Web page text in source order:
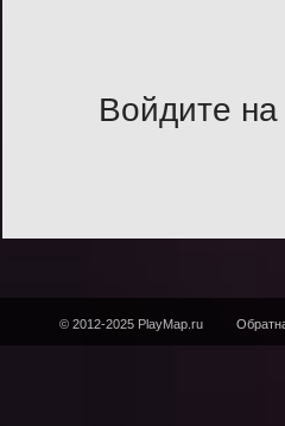
Войдите на
© 2012-2025 PlayMap.ru